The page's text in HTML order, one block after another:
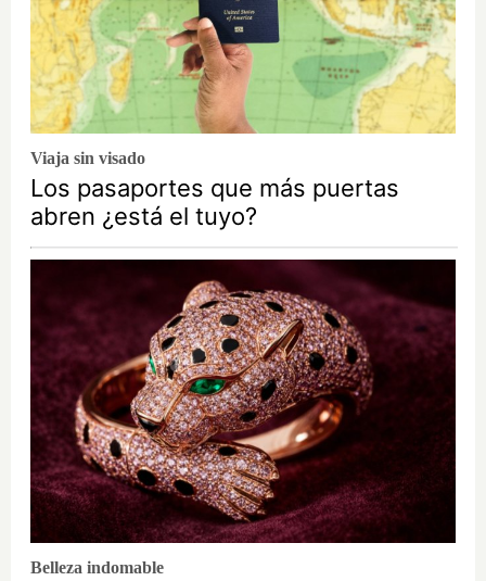
Viaja sin visado
Los pasaportes que más puertas
abren ¿está el tuyo?
Belleza indomable